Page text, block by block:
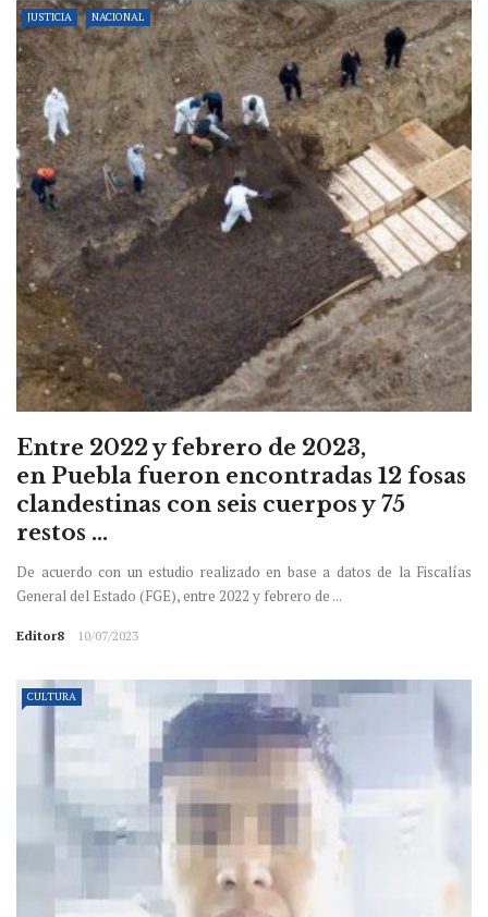
JUSTICIA NACIONAL
Entre 2022 y febrero de 2023,
en Puebla fueron encontradas 12 fosas
clandestinas con seis cuerpos y 75
restos ...
De acuerdo con un estudio realizado en base a datos de la Fiscalías
General del Estado (FGE), entre 2022 y febrero de ...
Editor8 10/07/2023
CULTURA